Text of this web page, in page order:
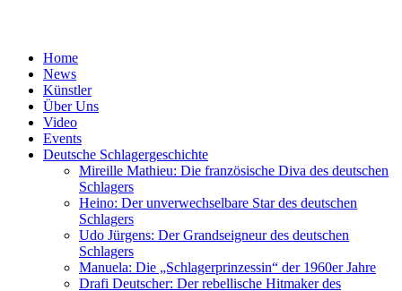
Home
News
Künstler
Über Uns
Video
Events
Deutsche Schlagergeschichte
Mireille Mathieu: Die französische Diva des deutschen
Schlagers
Heino: Der unverwechselbare Star des deutschen
Schlagers
Udo Jürgens: Der Grandseigneur des deutschen
Schlagers
Manuela: Die „Schlagerprinzessin“ der 1960er Jahre
Drafi Deutscher: Der rebellische Hitmaker des